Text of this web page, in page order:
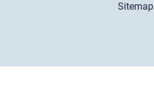
Sitemap